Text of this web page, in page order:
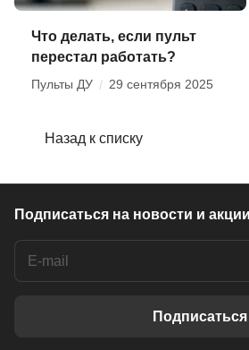
Что делать, если пульт
перестал работать?
Пульты ДУ / 29 сентября 2025
Назад к списку
Подписаться на новости и акции
Подписаться